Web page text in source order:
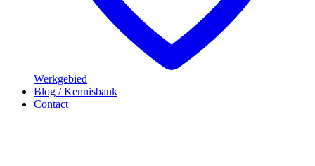
Werkgebied
Blog / Kennisbank
Contact